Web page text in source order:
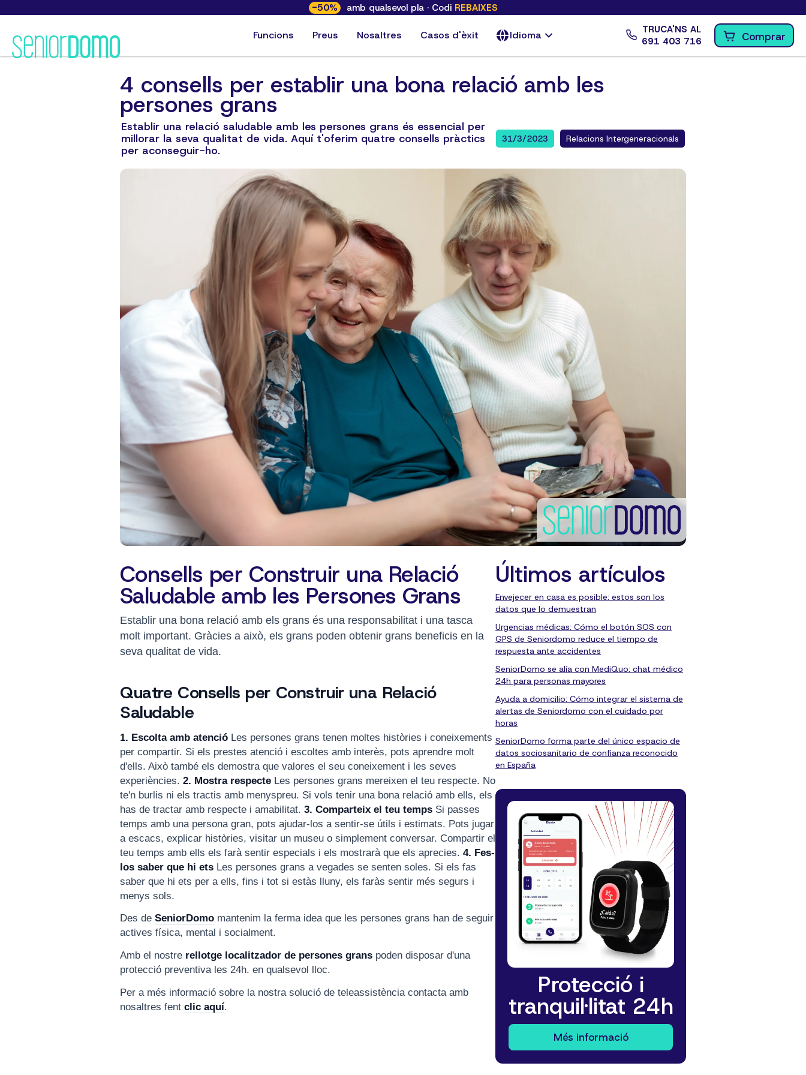
-50% amb qualsevol pla · Codi REBAIXES
Funcions Preus Nosaltres Casos d'èxit Idioma
TRUCA'NS AL
691 403 716
Comprar
4 consells per establir una bona relació amb les
persones grans
Establir una relació saludable amb les persones grans és essencial per
millorar la seva qualitat de vida. Aquí t'oferim quatre consells pràctics
per aconseguir-ho.
31/3/2023 Relacions Intergeneracionals
Consells per Construir una Relació
Saludable amb les Persones Grans
Establir una bona relació amb els grans és una responsabilitat i una tasca
molt important. Gràcies a això, els grans poden obtenir grans beneficis en la
seva qualitat de vida.
Quatre Consells per Construir una Relació
Saludable
1. Escolta amb atenció Les persones grans tenen moltes històries i coneixements
per compartir. Si els prestes atenció i escoltes amb interès, pots aprendre molt
d'ells. Això també els demostra que valores el seu coneixement i les seves
experiències. 2. Mostra respecte Les persones grans mereixen el teu respecte. No
te'n burlis ni els tractis amb menyspreu. Si vols tenir una bona relació amb ells, els
has de tractar amb respecte i amabilitat. 3. Comparteix el teu temps Si passes
temps amb una persona gran, pots ajudar-los a sentir-se útils i estimats. Pots jugar
a escacs, explicar històries, visitar un museu o simplement conversar. Compartir el
teu temps amb ells els farà sentir especials i els mostrarà que els aprecies. 4. Fes-
los saber que hi ets Les persones grans a vegades se senten soles. Si els fas
saber que hi ets per a ells, fins i tot si estàs lluny, els faràs sentir més segurs i
menys sols.
Des de SeniorDomo mantenim la ferma idea que les persones grans han de seguir
actives física, mental i socialment.
Amb el nostre rellotge localitzador de persones grans poden disposar d'una
protecció preventiva les 24h. en qualsevol lloc.
Per a més informació sobre la nostra solució de teleassistència contacta amb
nosaltres fent clic aquí.
Últimos artículos
Envejecer en casa es posible: estos son los
datos que lo demuestran
Urgencias médicas: Cómo el botón SOS con
GPS de Seniordomo reduce el tiempo de
respuesta ante accidentes
SeniorDomo se alía con MediQuo: chat médico
24h para personas mayores
Ayuda a domicilio: Cómo integrar el sistema de
alertas de Seniordomo con el cuidado por
horas
SeniorDomo forma parte del único espacio de
datos sociosanitario de confianza reconocido
en España
Protecció i
tranquil·litat 24h
Més informació